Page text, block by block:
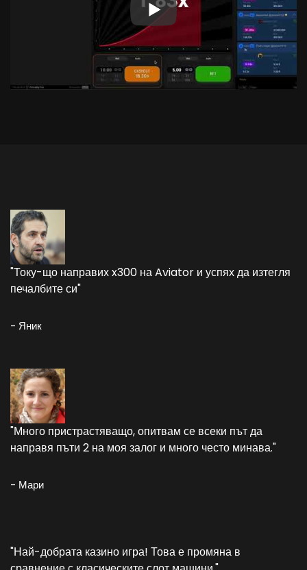
"Току-що направих x300 на Aviator и успях да изтегля
печалбите си"
- Яник
"Много пристрастяващо, опитвам се всеки път да
направя пъти 2 на моя залог и много често минава."
- Мари
"Най-добрата казино игра! Това е промяна в